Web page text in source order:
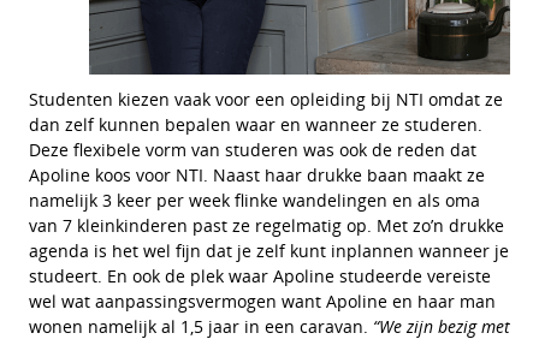
Studenten kiezen vaak voor een opleiding bij NTI omdat ze
dan zelf kunnen bepalen waar en wanneer ze studeren.
Deze flexibele vorm van studeren was ook de reden dat
Apoline koos voor NTI. Naast haar drukke baan maakt ze
namelijk 3 keer per week flinke wandelingen en als oma
van 7 kleinkinderen past ze regelmatig op. Met zo’n drukke
agenda is het wel fijn dat je zelf kunt inplannen wanneer je
studeert. En ook de plek waar Apoline studeerde vereiste
wel wat aanpassingsvermogen want Apoline en haar man
wonen namelijk al 1,5 jaar in een caravan. “We zijn bezig met